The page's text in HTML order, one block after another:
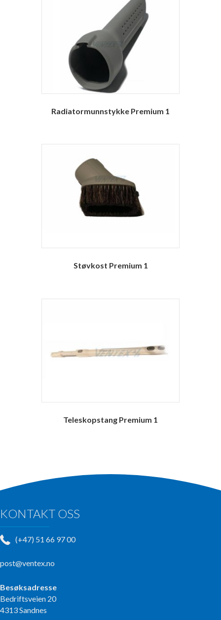
Radiatormunnstykke Premium 1
Støvkost Premium 1
Teleskopstang Premium 1
KONTAKT OSS
(+47) 51 66 97 00
post@ventex.no
Besøksadresse
Bedriftsveien 20
4313 Sandnes